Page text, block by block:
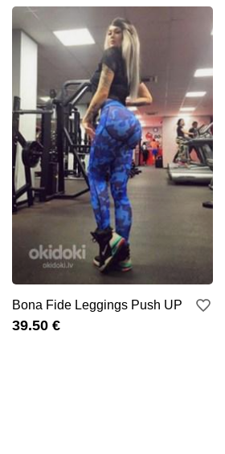
Bona Fide Leggings Push UP
39.50 €